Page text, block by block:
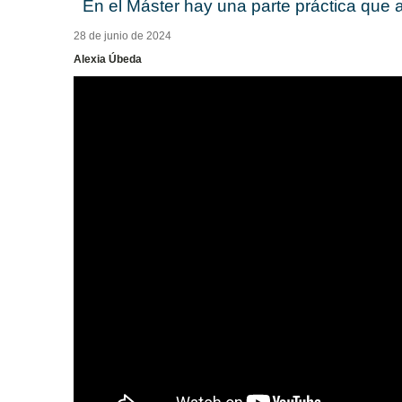
En el Máster hay una parte práctica que
28 de junio de 2024
Alexia Úbeda